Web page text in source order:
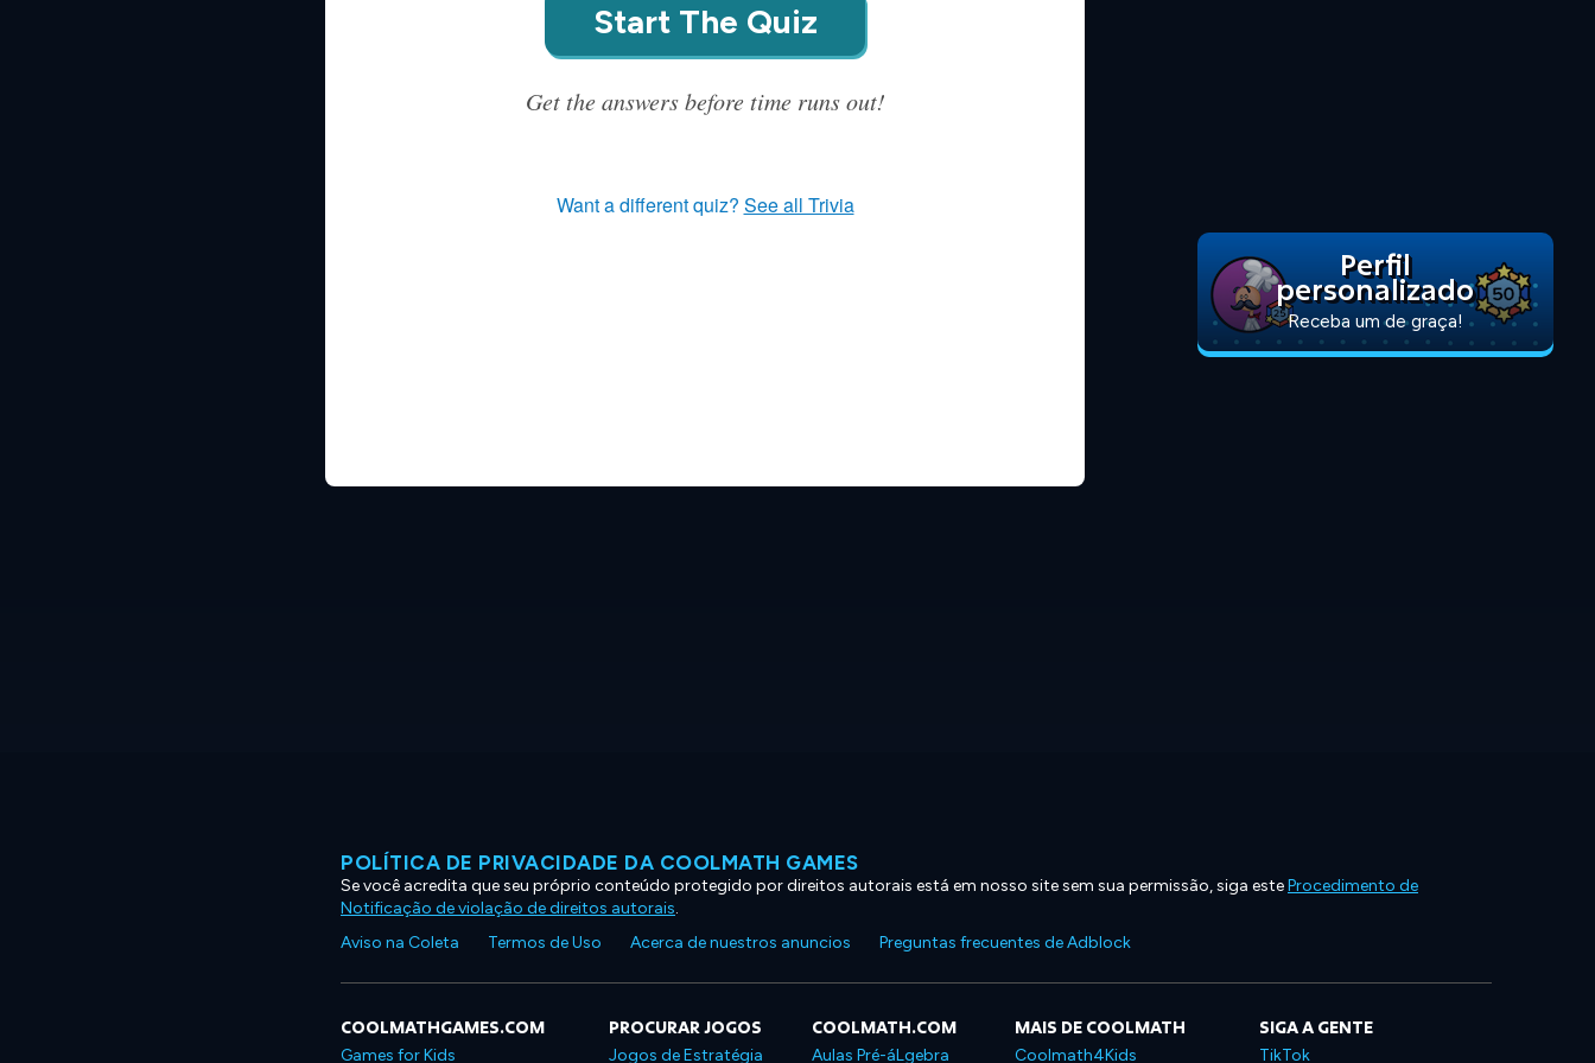
Start The Quiz
Get the answers before time runs out!
Want a different quiz? See all Trivia
Perfil
personalizado
Receba um de graça!
POLÍTICA DE PRIVACIDADE DA COOLMATH GAMES
Se você acredita que seu próprio conteúdo protegido por direitos autorais está em nosso site sem sua permissão, siga esteProcedimento de
Notificação de violação de direitos autorais.
Aviso na Coleta
Termos de Uso Acerca de nuestros anuncios Preguntas frecuentes de Adblock
COOLMATHGAMES.COM
Games for Kids
PROCURAR JOGOS
Jogos de Estratégia
COOLMATH.COM
Aulas Pré-áLgebra
MAIS DE COOLMATH
Coolmath4Kids
SIGA A GENTE
TikTok